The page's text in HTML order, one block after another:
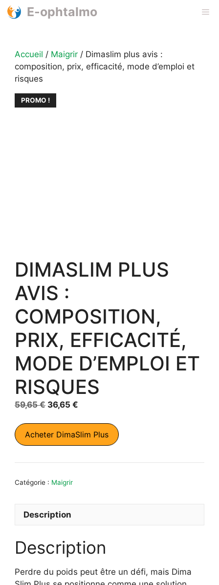
Aller
au
E-ophtalmo
Accueil / Maigrir / Dimaslim plus avis :
composition, prix, efficacité, mode d’emploi et
risques
PROMO !
DIMASLIM PLUS
AVIS :
COMPOSITION,
PRIX, EFFICACITÉ,
MODE D’EMPLOI ET
RISQUES
59,65€ Le
était :
36,65 €
est :
Acheter DimaSlim Plus
Catégorie : Maigrir
Description
Description
Perdre du poids peut être un défi, mais Dima